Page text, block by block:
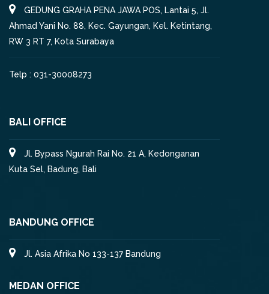
GEDUNG GRAHA PENA JAWA POS, Lantai 5, Jl.
Ahmad Yani No. 88, Kec. Gayungan, Kel. Ketintang,
RW 3 RT 7, Kota Surabaya
Telp : 031-30008273
BALI OFFICE
Jl. Bypass Ngurah Rai No. 21 A, Kedonganan
Kuta Sel, Badung, Bali
BANDUNG OFFICE
Jl. Asia Afrika No 133-137 Bandung
MEDAN OFFICE